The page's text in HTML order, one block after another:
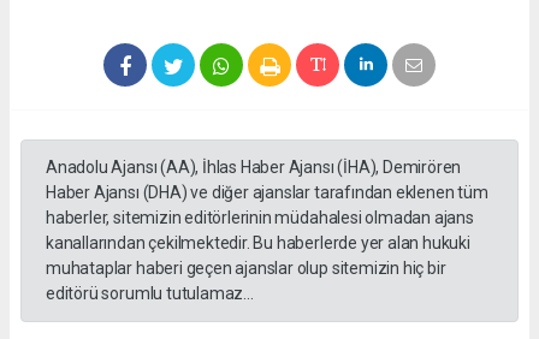
Anadolu Ajansı (AA), İhlas Haber Ajansı (İHA), Demirören
Haber Ajansı (DHA) ve diğer ajanslar tarafından eklenen tüm
haberler, sitemizin editörlerinin müdahalesi olmadan ajans
kanallarından çekilmektedir. Bu haberlerde yer alan hukuki
muhataplar haberi geçen ajanslar olup sitemizin hiç bir
editörü sorumlu tutulamaz...